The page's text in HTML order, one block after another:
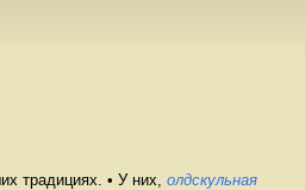
традициях. • У них, олдскульная